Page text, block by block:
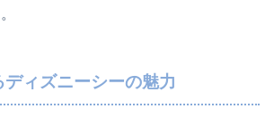
ィズニーシーの魅力